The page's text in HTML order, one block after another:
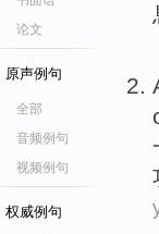
论文
原声例句
全部
音频例句
视频例句
权威例句